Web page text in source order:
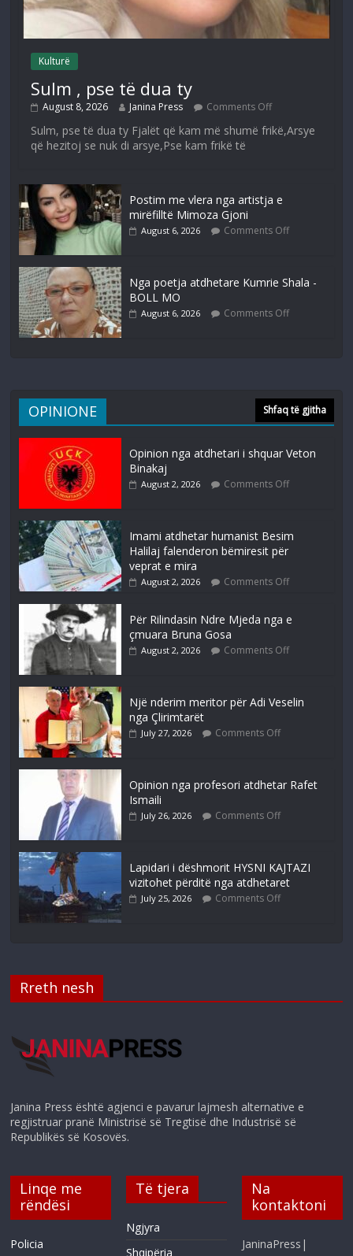
Kulturë
Sulm , pse të dua ty
August 8, 2026 Janina Press Comments Off
Sulm, pse të dua ty Fjalët që kam më shumë frikë,Arsye
që hezitoj se nuk di arsye,Pse kam frikë të
Postim me vlera nga artistja e
mirëfilltë Mimoza Gjoni
August 6, 2026 Comments Off
Nga poetja atdhetare Kumrie Shala -
BOLL MO
August 6, 2026 Comments Off
OPINIONE Shfaq të gjitha
Opinion nga atdhetari i shquar Veton
Binakaj
August 2, 2026 Comments Off
Imami atdhetar humanist Besim
Halilaj falenderon bëmiresit për
veprat e mira
August 2, 2026 Comments Off
Për Rilindasin Ndre Mjeda nga e
çmuara Bruna Gosa
August 2, 2026 Comments Off
Një nderim meritor për Adi Veselin
nga Çlirimtarët
July 27, 2026 Comments Off
Opinion nga profesori atdhetar Rafet
Ismaili
July 26, 2026 Comments Off
Lapidari i dëshmorit HYSNI KAJTAZI
vizitohet përditë nga atdhetaret
July 25, 2026 Comments Off
Rreth nesh
Janina Press është agjenci e pavarur lajmesh alternative e
regjistruar pranë Ministrisë së Tregtisë dhe Industrisë së
Republikës së Kosovës.
Linqe me
rëndësi
Policia
Të tjera
Ngjyra
Shqipëria
Na
kontaktoni
JaninaPress|